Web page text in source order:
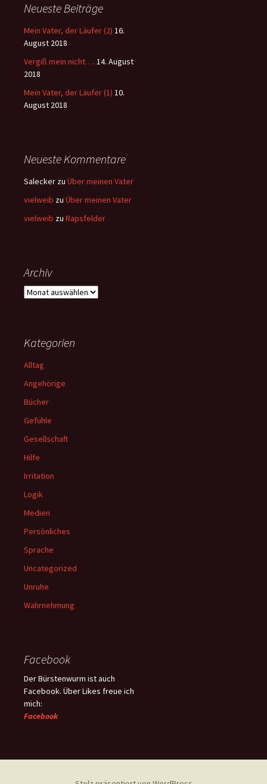
Neueste Beiträge
Mein Vater, der Läufer (2) 16.
August 2018
Vergiß mein nicht…. 14. August
2018
Mein Vater, der Läufer (1) 10.
August 2018
Neueste Kommentare
Salecker zu Über meinen Vater
vielweib zu Über meinen Vater
vielweib zu Rapsfelder
Archiv
Archiv
Kategorien
Alltag
Angehörige
Bücher
Gefühle
Gesellschaft
Hilfe
Irritation
Logik
Medien
Persönliches
Sprache
Uncategorized
Unruhe
Wahrnehmung
Facebook
Der Bürstenwurm ist auch
Facebook. Über Likes freue ich
mich:
Facebook